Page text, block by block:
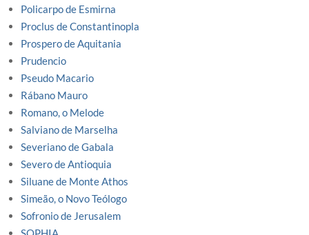
Policarpo de Esmirna
Proclus de Constantinopla
Prospero de Aquitania
Prudencio
Pseudo Macario
Rábano Mauro
Romano, o Melode
Salviano de Marselha
Severiano de Gabala
Severo de Antioquia
Siluane de Monte Athos
Simeão, o Novo Teólogo
Sofronio de Jerusalem